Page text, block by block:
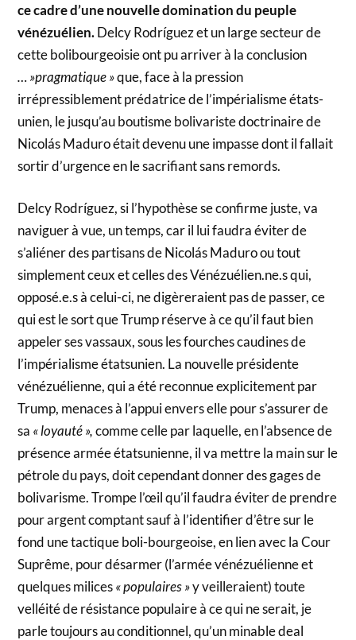
ce cadre d’une nouvelle domination du peuple
vénézuélien.Delcy Rodríguez et un large secteur de
cette bolibourgeoisie ont pu arriver à la conclusion
… »pragmatique »que, face à la pression
irrépressiblement prédatrice de l’impérialisme états-
unien, le jusqu’au boutisme bolivariste doctrinaire de
Nicolás Maduro était devenu une impasse dont il fallait
sortir d’urgence en le sacrifiant sans remords.
Delcy Rodríguez, si l’hypothèse se confirme juste, va
naviguer à vue, un temps, car il lui faudra éviter de
s’aliéner des partisans de Nicolás Maduro ou tout
simplement ceux et celles des Vénézuélien.ne.s qui,
opposé.e.s à celui-ci, ne digèreraient pas de passer, ce
qui est le sort que Trump réserve à ce qu’il faut bien
appeler ses vassaux, sous les fourches caudines de
l’impérialisme étatsunien. La nouvelle présidente
vénézuélienne, qui a été reconnue explicitement par
Trump, menaces à l’appui envers elle pour s’assurer de
sa « loyauté »,comme celle par laquelle, en l’absence de
présence armée étatsunienne, il va mettre la main sur le
pétrole du pays, doit cependant donner des gages de
bolivarisme. Trompe l’œil qu’il faudra éviter de prendre
pour argent comptant sauf à l’identifier d’être sur le
fond une tactique boli-bourgeoise, en lien avec la Cour
Suprême, pour désarmer (l’armée vénézuélienne et
quelques milices« populaires »y veilleraient) toute
velléité de résistance populaire à ce qui ne serait, je
parle toujours au conditionnel, qu’un minable deal